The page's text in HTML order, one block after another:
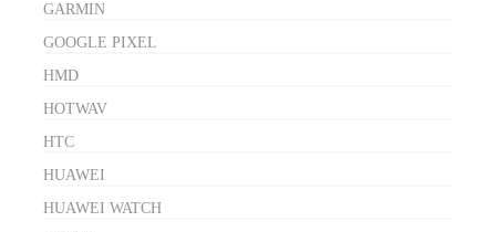
GARMIN
GOOGLE PIXEL
HMD
HOTWAV
HTC
HUAWEI
HUAWEI WATCH